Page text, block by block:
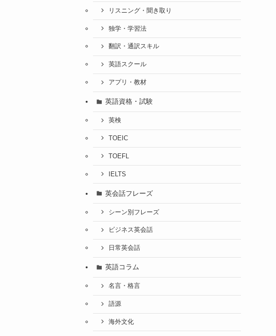
リスニング・聞き取り
独学・学習法
翻訳・通訳スキル
英語スクール
アプリ・教材
英語資格・試験
英検
TOEIC
TOEFL
IELTS
英会話フレーズ
シーン別フレーズ
ビジネス英会話
日常英会話
英語コラム
名言・格言
語源
海外文化